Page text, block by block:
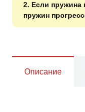
2. Если пружина
пружин
Описание